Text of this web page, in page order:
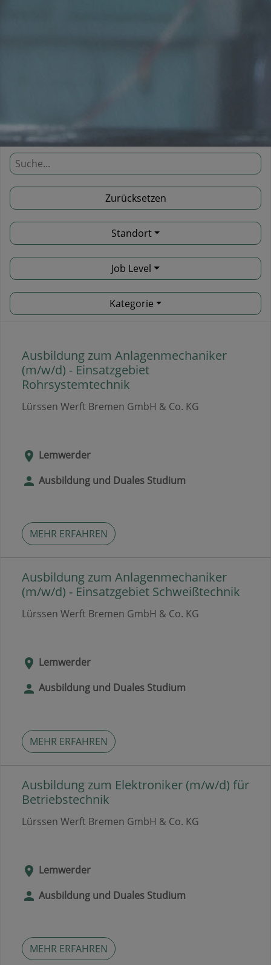
Standort
Job Level
Kategorie
Ausbildung zum Anlagenmechaniker
(m/w/d) - Einsatzgebiet
Rohrsystemtechnik
Lürssen Werft Bremen GmbH & Co. KG
Lemwerder
Ausbildung und Duales Studium
MEHR ERFAHREN
Ausbildung zum Anlagenmechaniker
(m/w/d) - Einsatzgebiet Schweißtechnik
Lürssen Werft Bremen GmbH & Co. KG
Lemwerder
Ausbildung und Duales Studium
MEHR ERFAHREN
Ausbildung zum Elektroniker (m/w/d) für
Betriebstechnik
Lürssen Werft Bremen GmbH & Co. KG
Lemwerder
Ausbildung und Duales Studium
MEHR ERFAHREN